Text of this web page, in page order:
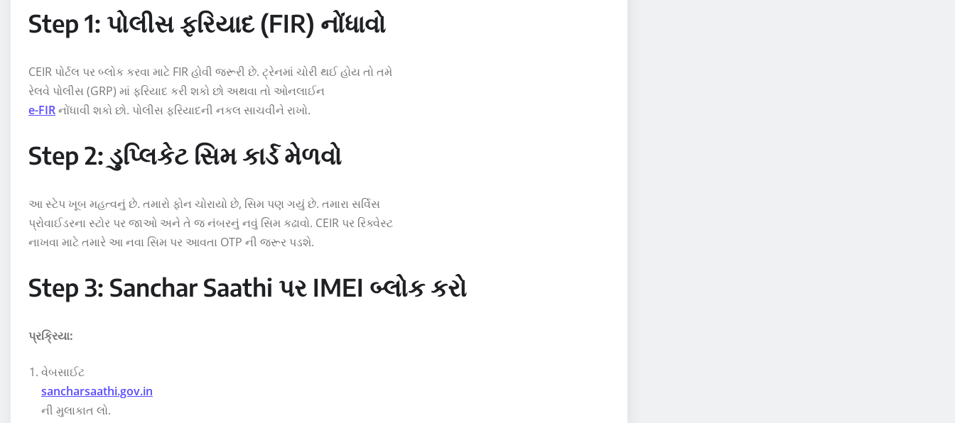
Step 1: પોલીસ ફરિયાદ (FIR) નોંધાવો
CEIR પોર્ટલ પર બ્લોક કરવા માટે FIR હોવી જરૂરી છે. ટ્રેનમાં ચોરી થઈ હોય તો તમે
રેલવે પોલીસ (GRP) માં ફરિયાદ કરી શકો છો અથવા તો ઓનલાઈન
e-FIRનોંધાવી શકો છો. પોલીસ ફરિયાદની નકલ સાચવીને રાખો.
Step 2: ડુપ્લિકેટ સિમ કાર્ડ મેળવો
આ સ્ટેપ ખૂબ મહત્વનું છે. તમારો ફોન ચોરાયો છે, સિમ પણ ગયું છે. તમારા સર્વિસ
પ્રોવાઈડરના સ્ટોર પર જાઓ અને તે જ નંબરનું નવું સિમ કઢાવો. CEIR પર રિક્વેસ્ટ
નાખવા માટે તમારે આ નવા સિમ પર આવતા OTP ની જરૂર પડશે.
Step 3: Sanchar Saathi પર IMEI બ્લોક કરો
પ્રક્રિયા:
વેબસાઈટ
sancharsaathi.gov.in
ની મુલાકાત લો.